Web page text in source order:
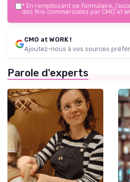
* En remplissant ce formulaire,
des fins commerciales par CMO at
CMO at WORK !
Ajoutez-nous à vos sources
Parole d'experts